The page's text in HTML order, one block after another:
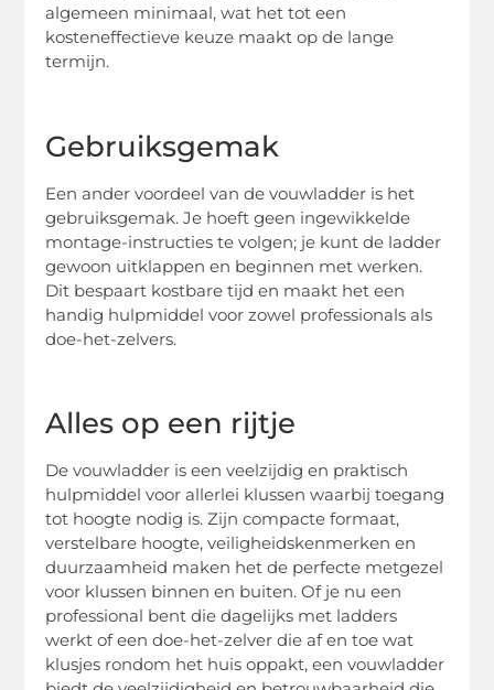
algemeen minimaal, wat het tot een
kosteneffectieve keuze maakt op de lange
termijn.
Gebruiksgemak
Een ander voordeel van de vouwladder is het
gebruiksgemak. Je hoeft geen ingewikkelde
montage-instructies te volgen; je kunt de ladder
gewoon uitklappen en beginnen met werken.
Dit bespaart kostbare tijd en maakt het een
handig hulpmiddel voor zowel professionals als
doe-het-zelvers.
Alles op een rijtje
De vouwladder is een veelzijdig en praktisch
hulpmiddel voor allerlei klussen waarbij toegang
tot hoogte nodig is. Zijn compacte formaat,
verstelbare hoogte, veiligheidskenmerken en
duurzaamheid maken het de perfecte metgezel
voor klussen binnen en buiten. Of je nu een
professional bent die dagelijks met ladders
werkt of een doe-het-zelver die af en toe wat
klusjes rondom het huis oppakt, een vouwladder